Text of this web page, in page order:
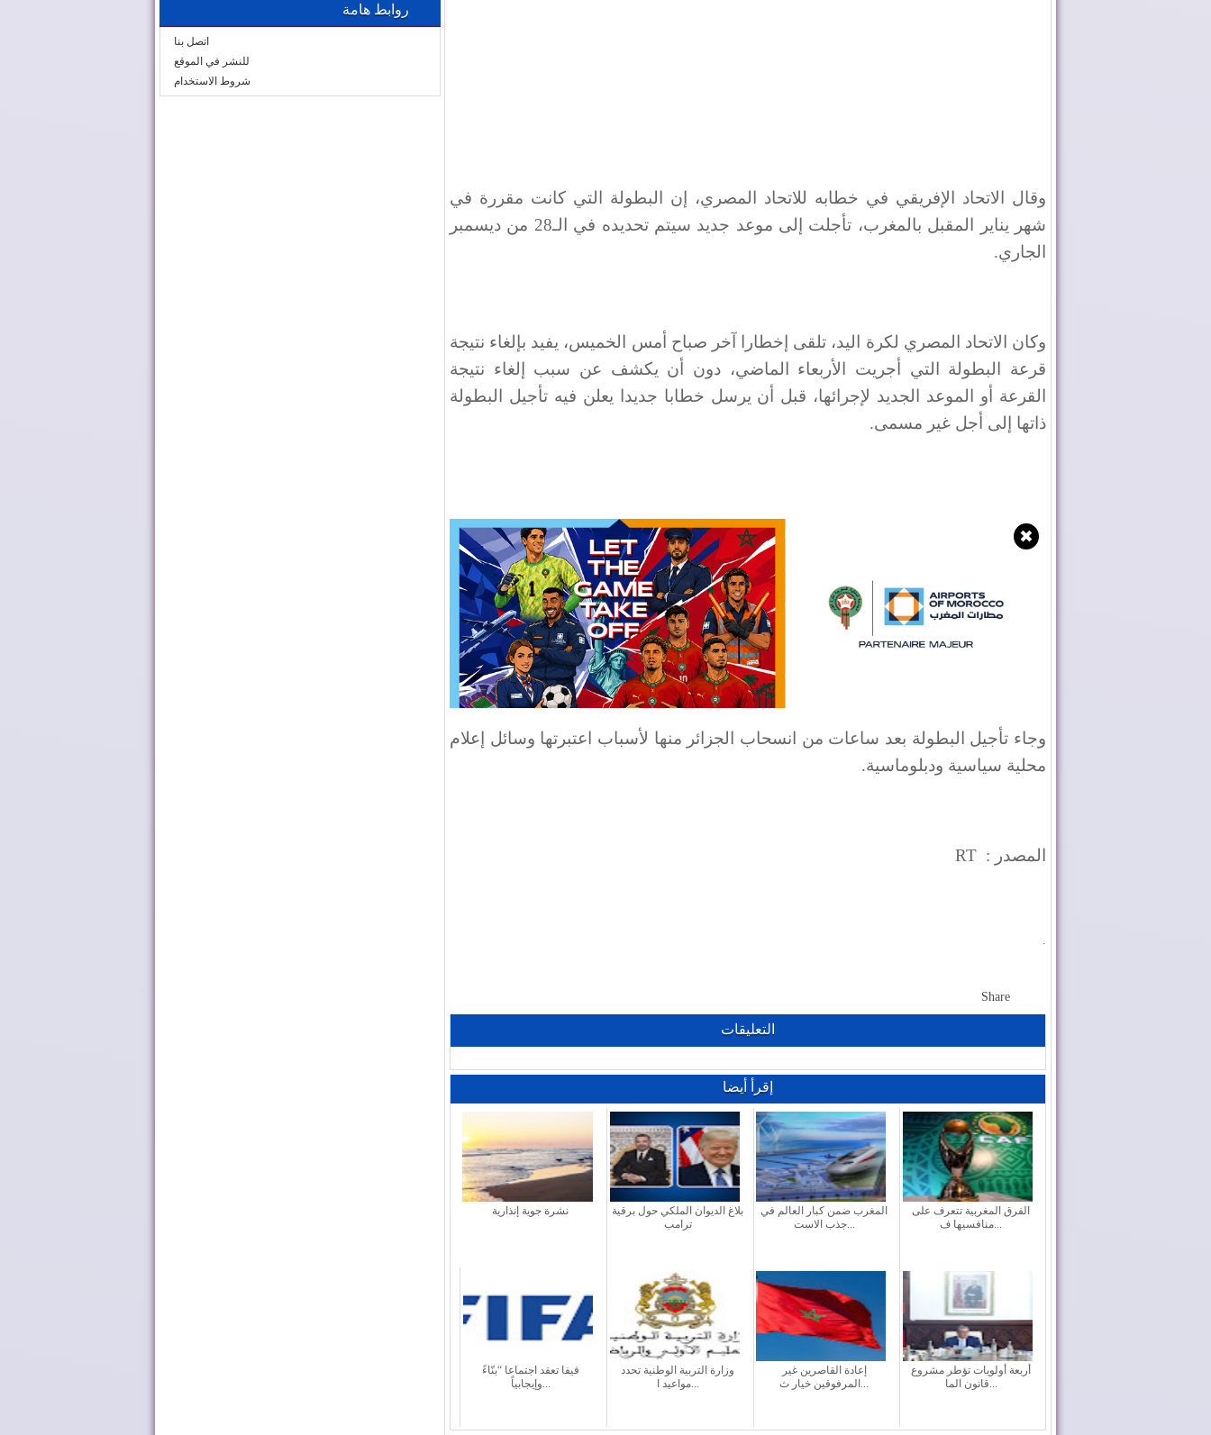
وقال الاتحاد الإفريقي في خطابه للاتحاد المصري، إن البطولة التي كانت مقررة في
شهر يناير المقبل بالمغرب، تأجلت إلى موعد جديد سيتم تحديده في الـ28 من ديسمبر
الجاري.
وكان الاتحاد المصري لكرة اليد، تلقى إخطارا آخر صباح أمس الخميس، يفيد بإلغاء نتيجة
قرعة البطولة التي أجريت الأربعاء الماضي، دون أن يكشف عن سبب إلغاء نتيجة
القرعة أو الموعد الجديد لإجرائها، قبل أن يرسل خطابا جديدا يعلن فيه تأجيل البطولة
ذاتها إلى أجل غير مسمى.
✖
وجاء تأجيل البطولة بعد ساعات من انسحاب الجزائر منها لأسباب اعتبرتها وسائل إعلام
محلية سياسية ودبلوماسية.
المصدر : RT
Share
التعليقات
إقرأ أيضا
نشرة جوية إنذارية
بلاغ الديوان الملكي حول برقية
ترامب
المغرب ضمن كبار العالم في
جذب الاست...
الفرق المغربية تتعرف على
منافسيها ف...
فيفا تعقد اجتماعا “بنّاءً
وإيجابياً...
وزارة التربية الوطنية تحدد
مواعيد ا...
إعادة القاصرين غير
المرفوقين خيار ث...
أربعة أولويات تؤطر مشروع
قانون الما...
روابط هامة
اتصل بنا
للنشر في الموقع
شروط الاستخدام